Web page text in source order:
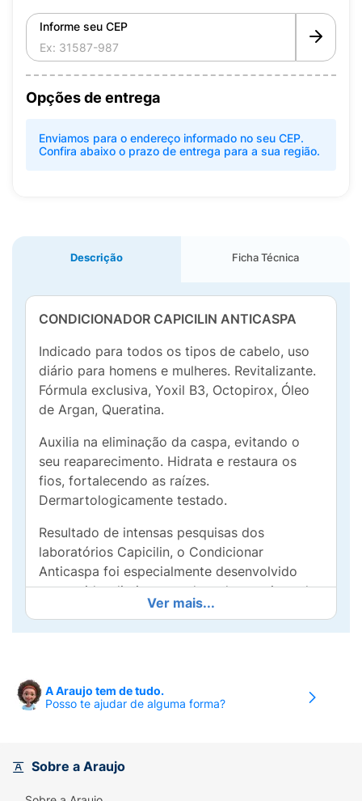
Informe seu CEP
Opções de entrega
Enviamos para o endereço informado no seu CEP.
Confira abaixo o prazo de entrega para a sua região.
Descrição Ficha Técnica
CONDICIONADOR CAPICILIN ANTICASPA
Indicado para todos os tipos de cabelo, uso
diário para homens e mulheres. Revitalizante.
Fórmula exclusiva, Yoxil B3, Octopirox, Óleo
de Argan, Queratina.
Auxilia na eliminação da caspa, evitando o
seu reaparecimento. Hidrata e restaura os
fios, fortalecendo as raízes.
Dermartologicamente testado.
Resultado de intensas pesquisas dos
laboratórios Capicilin, o Condicionar
Anticaspa foi especialmente desenvolvido
para cuidar diariamente de todos os tipos de
cabelo. Sua fórmula exclusiva YOXIL B3
contém: Octopirox (Piroctone Olamina), o
Argan, poderoso antioxidante; e Queratina,
que restaura as fibras capilares.
caspa e à coceira causada pela caspa.
Proporciona hidratação equilibrada. Restaura
os fios fortalecendo as raízes.Antes: Couro
Ver mais...
A Araujo tem de tudo.
Posso te ajudar de alguma forma?
Sobre a Araujo